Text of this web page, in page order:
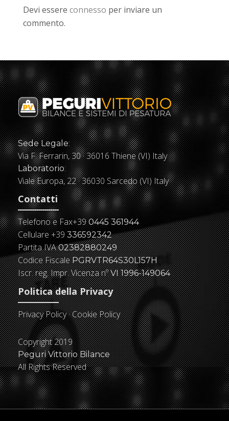
Devi essere connesso per inviare un
commento.
Sede Legale:
Via F. Ferrarin, 30 · 36016 Thiene (VI) Italy
Laboratorio:
Viale Europa, 22 · 36030 Sarcedo (VI) Italy
Contatti
Telefono e Fax+390445 361944
Cellulare +39 336592342
Partita IVA02382880249
Codice FiscalePGRVTR64S30L157H
Iscr. reg. Impr. Vicenza nºVI 1996-149064
Politica della Privacy
Privacy Policy·Cookie Policy
Copyright 2019
Peguri Vittorio Bilance
All Rights Reserved